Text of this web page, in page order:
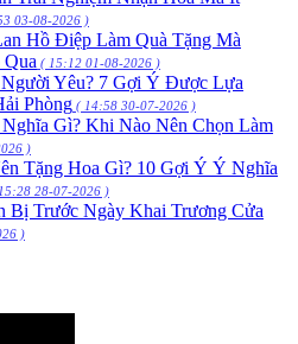
03-08-2026 )
Hồ Điệp Làm Quà Tặng Mà
( 15:12 01-08-2026 )
Yêu? 7 Gợi Ý Được Lựa
Phòng ( 14:58 30-07-2026 )
Gì? Khi Nào Nên Chọn Làm
)
Tặng Hoa Gì? 10 Gợi Ý Ý Nghĩa
28-07-2026 )
Bị Trước Ngày Khai Trương Cửa
)